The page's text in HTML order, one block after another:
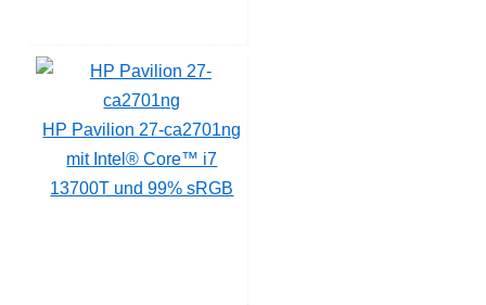
HP Pavilion 27-ca2701ng
mit Intel® Core™ i7
13700T und 99% sRGB